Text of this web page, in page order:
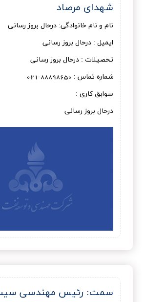
شهدای مرصاد
نام و نام خانوادگی: درحال بروز رسانی
ایمیل : درحال بروز رسانی
تحصیلات : درحال بروز رسانی
شماره تماس : 88898650-021
سوابق کاری :
درحال بروز رسانی
سمت: رئیس مهندسی